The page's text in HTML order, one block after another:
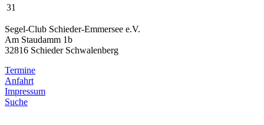
31
Segel-Club Schieder-Emmersee e.V.
Am Staudamm 1b
32816 Schieder Schwalenberg
Termine
Anfahrt
Impressum
Suche